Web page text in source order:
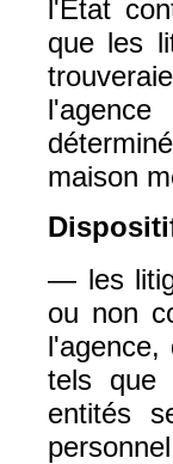
l'État
que les
maison
— les
ou non
l'agence,
tels que
entités